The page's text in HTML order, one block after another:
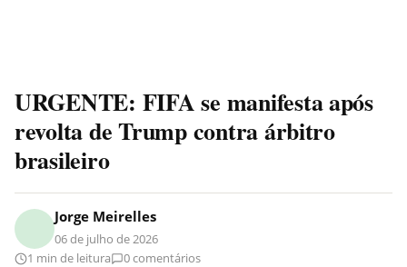
URGENTE: FIFA se manifesta após
revolta de Trump contra árbitro
brasileiro
Jorge Meirelles
06 de julho de 2026
1 min de leitura
0 comentários